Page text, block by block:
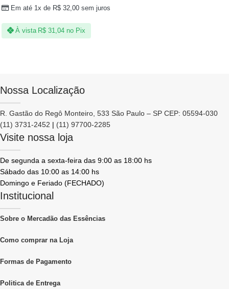
Em até 1x de R$ 32,00 sem juros
À vista R$ 31,04 no Pix
Nossa Localização
R. Gastão do Regô Monteiro, 533 São Paulo – SP CEP: 05594-030
(11) 3731-2452 | (11) 97700-2285
Visite nossa loja
De segunda a sexta-feira das 9:00 as 18:00 hs
Sábado das 10:00 as 14:00 hs
Domingo e Feriado (FECHADO)
Institucional
Sobre o Mercadão das Essências
Como comprar na Loja
Formas de Pagamento
Politica de Entrega